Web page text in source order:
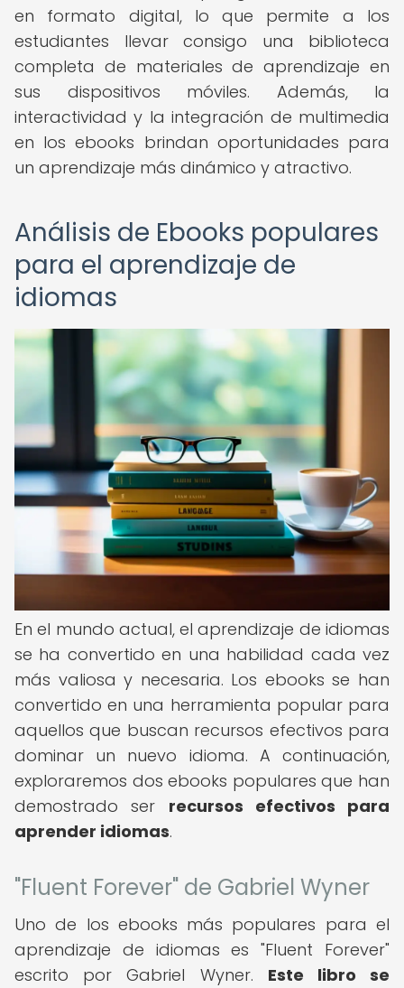
en formato digital, lo que permite a los
estudiantes llevar consigo una biblioteca
completa de materiales de aprendizaje en
sus dispositivos móviles. Además, la
interactividad y la integración de multimedia
en los ebooks brindan oportunidades para
un aprendizaje más dinámico y atractivo.
Análisis de Ebooks populares
para el aprendizaje de
idiomas
En el mundo actual, el aprendizaje de idiomas
se ha convertido en una habilidad cada vez
más valiosa y necesaria. Los ebooks se han
convertido en una herramienta popular para
aquellos que buscan recursos efectivos para
dominar un nuevo idioma. A continuación,
exploraremos dos ebooks populares que han
demostrado ser recursos efectivos para
aprender idiomas.
"Fluent Forever" de Gabriel Wyner
Uno de los ebooks más populares para el
aprendizaje de idiomas es "Fluent Forever"
escrito por Gabriel Wyner. Este libro se